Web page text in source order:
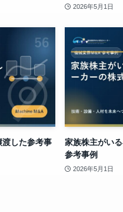
2026年5月1日
した参考事
家族株主がい
参考事例
2026年5月1日